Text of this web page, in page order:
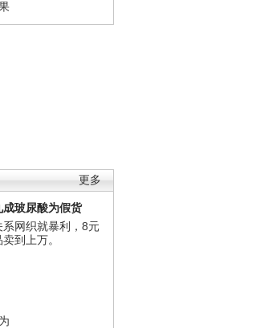
更多
成玻尿酸为假货
系网织就暴利，8元
到上万。